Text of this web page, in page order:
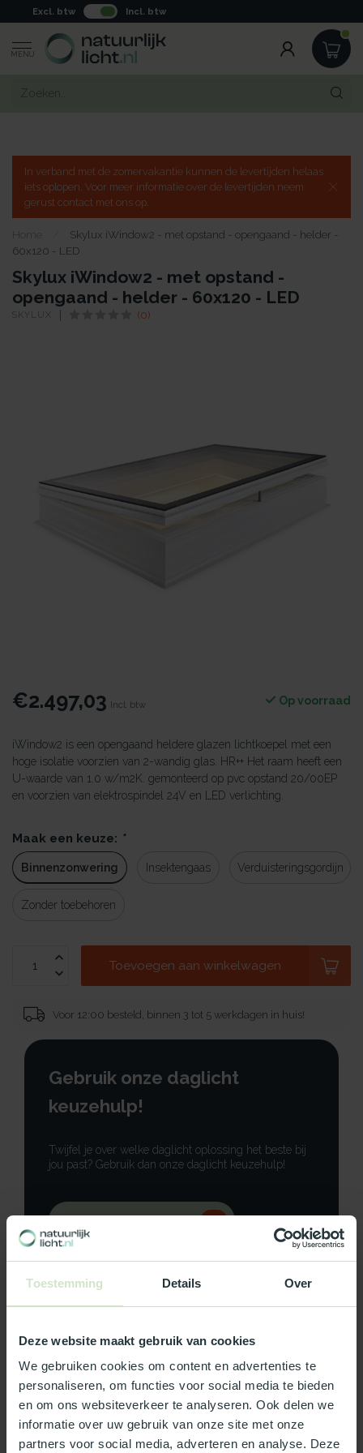
Toestemming Details Over
Deze website maakt gebruik van cookies
We gebruiken cookies om content en advertenties te
personaliseren, om functies voor social media te bieden
en om ons websiteverkeer te analyseren. Ook delen we
informatie over uw gebruik van onze site met onze
partners voor social media, adverteren en analyse. Deze
Excl. btw Incl. btw
MENU
In verband met de zomervakantie kunnen de levertijden helaas
iets oplopen. Voor meer informatie over de levertijden neem
gerust contact met ons op.
Home
Skylux iWindow2 - met opstand - opengaand - helder -
60x120 - LED
Skylux iWindow2 - met opstand -
opengaand - helder - 60x120 - LED
SKYLUX (0)
€2.497,03 Incl. btw Op voorraad
iWindow2 is een opengaand heldere glazen lichtkoepel met een
hoge isolatie voorzien van 2-wandig glas. HR++ Het raam heeft een
U-waarde van 1.0 w/m2K. gemonteerd op pvc opstand 20/00EP
en voorzien van elektrospindel 24V en LED verlichting.
Maak een keuze: *
Binnenzonwering Insektengaas Verduisteringsgordijn
Zonder toebehoren
Toevoegen aan winkelwagen
Voor 12:00 besteld, binnen 3 tot 5 werkdagen in huis!
Gebruik onze daglicht
keuzehulp!
Twijfel je over welke daglicht oplossing het beste bij
jou past? Gebruik dan onze daglicht keuzehulp!
Neem contact op
Productomschrijving
Specificaties
Reviews